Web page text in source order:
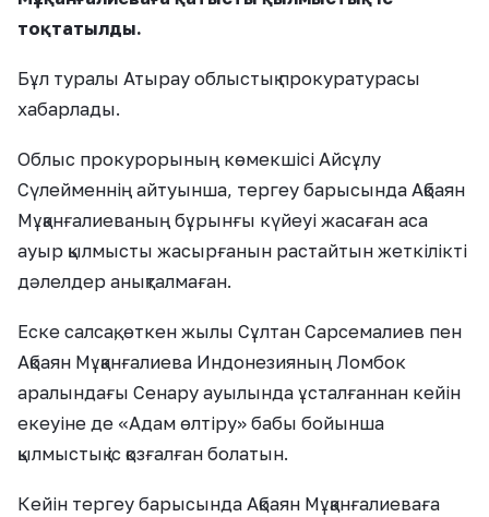
тоқтатылды.
Бұл туралы Атырау облыстық прокуратурасы
хабарлады.
Облыс прокурорының көмекшісі Айсұлу
Сүлейменнің айтуынша, тергеу барысында Ақбаян
Мұқанғалиеваның бұрынғы күйеуі жасаған аса
ауыр қылмысты жасырғанын растайтын жеткілікті
дәлелдер анықталмаған.
Еске салсақ, өткен жылы Сұлтан Сарсемалиев пен
Ақбаян Мұқанғалиева Индонезияның Ломбок
аралындағы Сенару ауылында ұсталғаннан кейін
екеуіне де «Адам өлтіру» бабы бойынша
қылмыстық іс қозғалған болатын.
Кейін тергеу барысында Ақбаян Мұқанғалиеваға